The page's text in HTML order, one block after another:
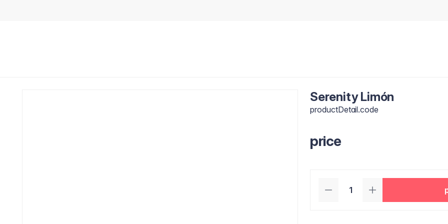
Serenity Limón
productDetail.code
price